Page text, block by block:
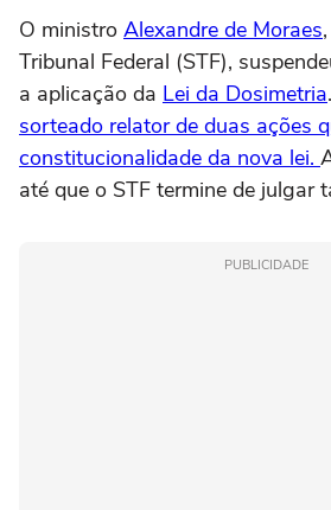
'Nasceu lá, mas vem encher
o saco aqui'
O ministro Alexandre de Moraes
Tribunal Federal (STF),
a aplicação da Lei da Dosimetria.
sorteado relator de duas ações
constitucionalidade da nova lei.
até que o STF termine de julgar
PUBLICIDADE